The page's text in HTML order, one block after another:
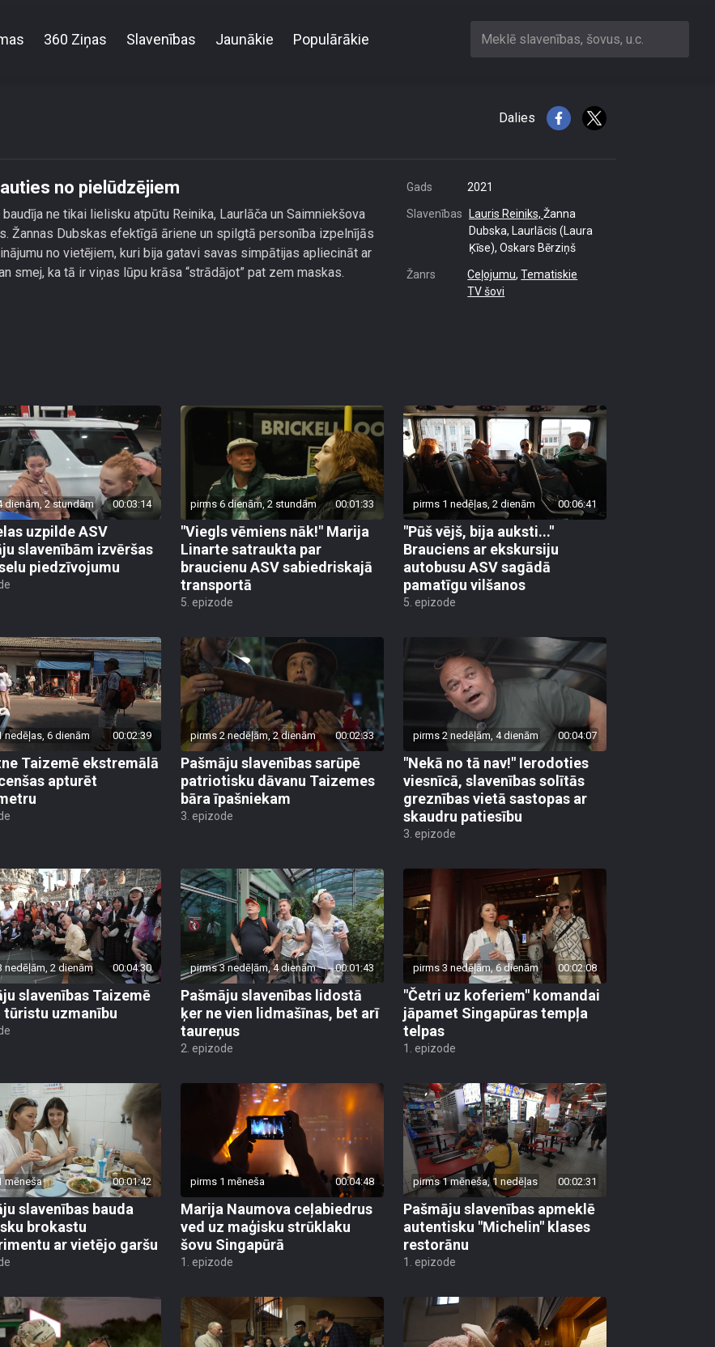
360 Ziņas Slavenības Jaunākie Populārākie Meklē slavenības, šovus, u.c.
Dalies
no pielūdzējiem
ne tikai lielisku atpūtu Reinika, Laurlāča un Saimniekšova
Žannas Dubskas efektīgā āriene un spilgtā personība izpelnījās
no vietējiem, kuri bija gatavi savas simpātijas apliecināt ar
smej, ka tā ir viņas lūpu krāsa “strādājot” pat zem maskas.
Gads 2021
Slavenības Lauris Reiniks, Žanna
Dubska, Laurlācis (Laura
Ķīse), Oskars Bērziņš
Žanrs Ceļojumu,Tematiskie
TV šovi
dienām, 2 stundām 00:03:14
uzpilde ASV
slavenībām izvēršas
piedzīvojumu
pirms 6 dienām, 2 stundām 00:01:33
"Viegls vēmiens nāk!" Marija
Linarte satraukta par
braucienu ASV sabiedriskajā
transportā
5. epizode
pirms 1 nedēļas, 2 dienām 00:06:41
"Pūš vējš, bija auksti..."
Brauciens ar ekskursiju
autobusu ASV sagādā
pamatīgu vilšanos
5. epizode
nedēļas, 6 dienām 00:02:39
Taizemē ekstremālā
apturēt
pirms 2 nedēļām, 2 dienām 00:02:33
Pašmāju slavenības sarūpē
patriotisku dāvanu Taizemes
bāra īpašniekam
3. epizode
pirms 2 nedēļām, 4 dienām 00:04:07
"Nekā no tā nav!" Ierodoties
viesnīcā, slavenības solītās
greznības vietā sastopas ar
skaudru patiesību
3. epizode
nedēļām, 2 dienām 00:04:30
slavenības Taizemē
tūristu uzmanību
pirms 3 nedēļām, 4 dienām 00:01:43
Pašmāju slavenības lidostā
ķer ne vien lidmašīnas, bet arī
taureņus
2. epizode
pirms 3 nedēļām, 6 dienām 00:02:08
"Četri uz koferiem" komandai
jāpamet Singapūras tempļa
telpas
1. epizode
mēneša 00:01:42
slavenības bauda
brokastu
ar vietējo garšu
pirms 1 mēneša 00:04:48
Marija Naumova ceļabiedrus
ved uz maģisku strūklaku
šovu Singapūrā
1. epizode
pirms 1 mēneša, 1 nedēļas 00:02:31
Pašmāju slavenības apmeklē
autentisku "Michelin" klases
restorānu
1. epizode